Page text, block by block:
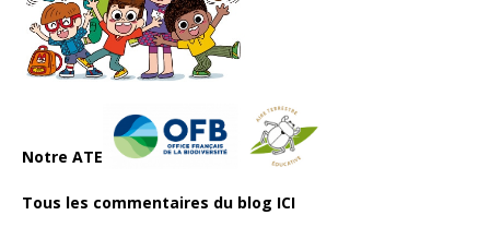
Notre ATE
Tous les commentaires du blog ICI